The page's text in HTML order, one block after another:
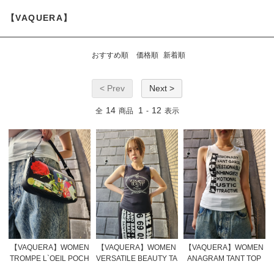
【VAQUERA】
おすすめ順 価格順 新着順
< Prev Next >
全 14 商品 1 - 12 表示
【VAQUERA】WOMEN
TROMPE L`OEIL POCH
【VAQUERA】WOMEN
VERSATILE BEAUTY TA
【VAQUERA】WOMEN
ANAGRAM TANT TOP